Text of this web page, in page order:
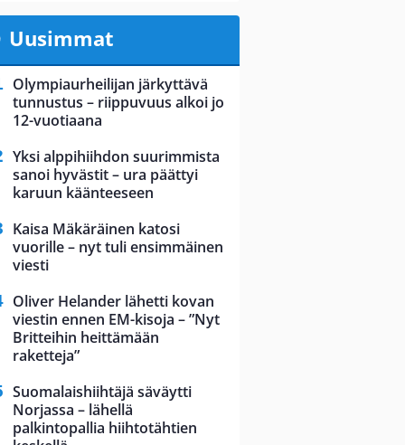
Uusimmat
Olympiaurheilijan järkyttävä
tunnustus – riippuvuus alkoi jo
12-vuotiaana
Yksi alppihiihdon suurimmista
sanoi hyvästit – ura päättyi
karuun käänteeseen
Kaisa Mäkäräinen katosi
vuorille – nyt tuli ensimmäinen
viesti
Oliver Helander lähetti kovan
viestin ennen EM-kisoja – ”Nyt
Britteihin heittämään
raketteja”
Suomalaishiihtäjä säväytti
Norjassa – lähellä
palkintopallia hiihtotähtien